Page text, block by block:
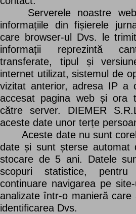
Serverele noastre web
informațiile din fișierele
care browser-ul Dvs. le
informații reprezintă
transferate, tipul și
internet utilizat, sistemul de
vizitat anterior, adresa IP a
accesat pagina web și ora
către server. DIEMER
aceste date unor terțe
Aceste date nu sunt
date și sunt șterse automat
stocare de 5 ani. Datele
scopuri statistice,
continuare navigarea pe
analizate într-o manieră
identificarea Dvs.